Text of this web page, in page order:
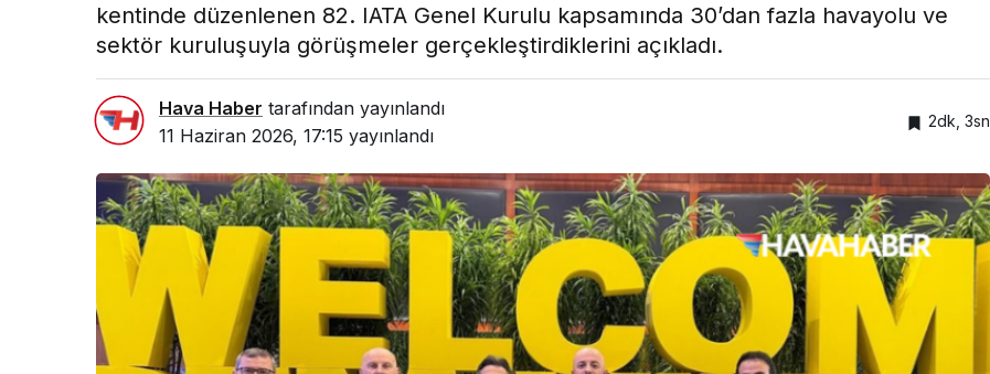
kentinde düzenlenen 82. IATA Genel Kurulu kapsamında 30’dan fazla havayolu ve
sektör kuruluşuyla görüşmeler gerçekleştirdiklerini açıkladı.
Hava Haber tarafından yayınlandı
11 Haziran 2026, 17:15 yayınlandı
2dk, 3sn